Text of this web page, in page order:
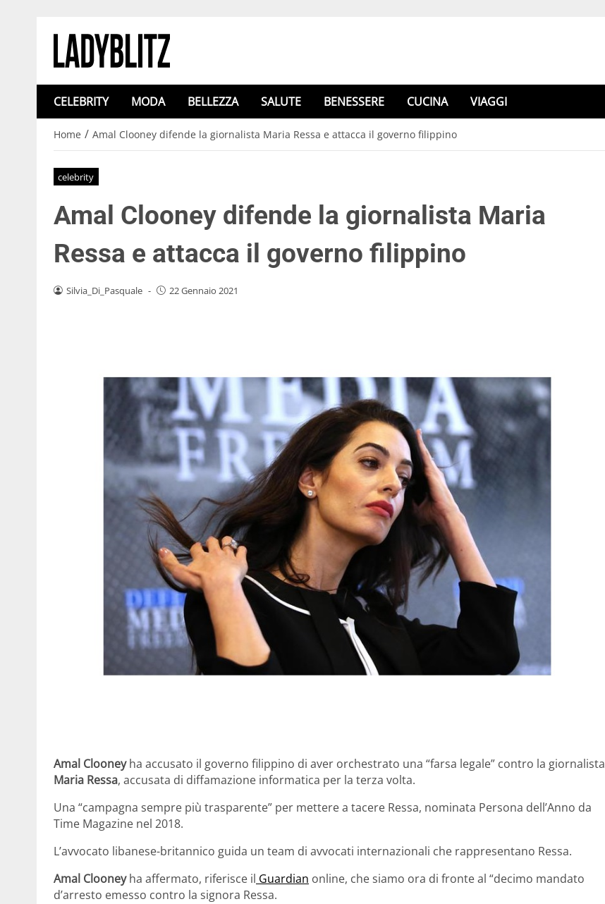
CELEBRITY MODA BELLEZZA SALUTE BENESSERE CUCINA VIAGGI
Home / Amal Clooney difende la giornalista Maria Ressa e attacca il governo filippino
celebrity
Amal Clooney difende la giornalista Maria
Ressa e attacca il governo filippino
Silvia_Di_Pasquale - 22 Gennaio 2021
Amal Clooneyha accusato il governo filippino di aver orchestrato una “farsa legale” contro la giornalista
Maria Ressa, accusata di diffamazione informatica per la terza volta.
Una “campagna sempre più trasparente” per mettere a tacere Ressa, nominata Persona dell’Anno da
Time Magazine nel 2018.
L’avvocato libanese-britannico guida un team di avvocati internazionali che rappresentano Ressa.
Amal Clooneyha affermato, riferisce il Guardian online, che siamo ora di fronte al “decimo mandato
d’arresto emesso contro la signora Ressa.